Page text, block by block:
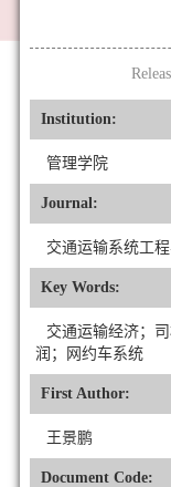
Institution:
管理学院
Journal:
交通运输系统工
Key Words:
交通运输经济；
润；网约车系统
First Author:
王景鹏
Document Code: